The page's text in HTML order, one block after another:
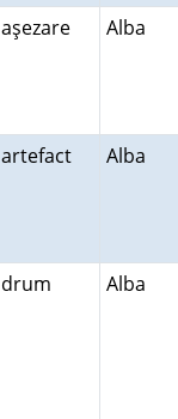
aşezare Alba
artefact Alba
drum Alba